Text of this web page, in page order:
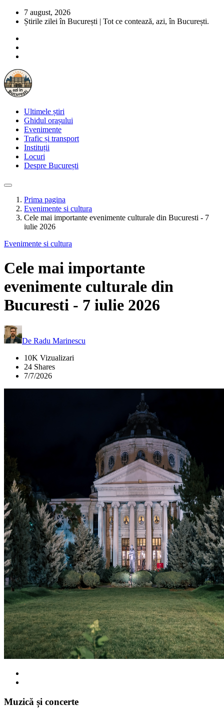
7 august, 2026
Știrile zilei în București | Tot ce contează, azi, în București.
Ultimele știri
Ghidul orașului
Evenimente
Trafic și transport
Instituții
Locuri
Despre București
Prima pagina
Evenimente si cultura
Cele mai importante evenimente culturale din Bucuresti - 7
iulie 2026
Evenimente si cultura
Cele mai importante
evenimente culturale din
Bucuresti - 7 iulie 2026
De Radu Marinescu
10K Vizualizari
24 Shares
7/7/2026
Muzică și concerte